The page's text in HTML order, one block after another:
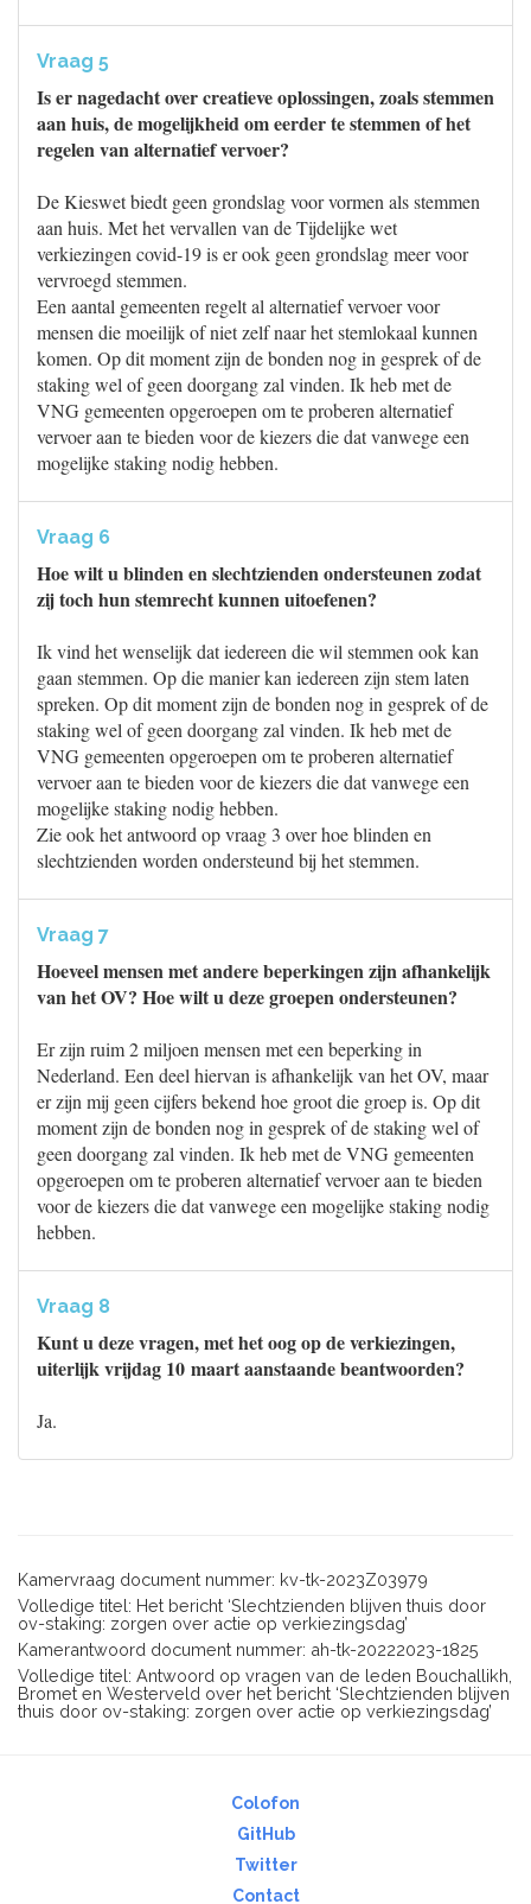
Vraag 5
Is er nagedacht over creatieve oplossingen, zoals stemmen
aan huis, de mogelijkheid om eerder te stemmen of het
regelen van alternatief vervoer?
De Kieswet biedt geen grondslag voor vormen als stemmen
aan huis. Met het vervallen van de Tijdelijke wet
verkiezingen covid-19 is er ook geen grondslag meer voor
vervroegd stemmen.
Een aantal gemeenten regelt al alternatief vervoer voor
mensen die moeilijk of niet zelf naar het stemlokaal kunnen
komen. Op dit moment zijn de bonden nog in gesprek of de
staking wel of geen doorgang zal vinden. Ik heb met de
VNG gemeenten opgeroepen om te proberen alternatief
vervoer aan te bieden voor de kiezers die dat vanwege een
mogelijke staking nodig hebben.
Vraag 6
Hoe wilt u blinden en slechtzienden ondersteunen zodat
zij toch hun stemrecht kunnen uitoefenen?
Ik vind het wenselijk dat iedereen die wil stemmen ook kan
gaan stemmen. Op die manier kan iedereen zijn stem laten
spreken. Op dit moment zijn de bonden nog in gesprek of de
staking wel of geen doorgang zal vinden. Ik heb met de
VNG gemeenten opgeroepen om te proberen alternatief
vervoer aan te bieden voor de kiezers die dat vanwege een
mogelijke staking nodig hebben.
Zie ook het antwoord op vraag 3 over hoe blinden en
slechtzienden worden ondersteund bij het stemmen.
Vraag 7
Hoeveel mensen met andere beperkingen zijn afhankelijk
van het OV? Hoe wilt u deze groepen ondersteunen?
Er zijn ruim 2 miljoen mensen met een beperking in
Nederland. Een deel hiervan is afhankelijk van het OV, maar
er zijn mij geen cijfers bekend hoe groot die groep is. Op dit
moment zijn de bonden nog in gesprek of de staking wel of
geen doorgang zal vinden. Ik heb met de VNG gemeenten
opgeroepen om te proberen alternatief vervoer aan te bieden
voor de kiezers die dat vanwege een mogelijke staking nodig
hebben.
Vraag 8
Kunt u deze vragen, met het oog op de verkiezingen,
uiterlijk vrijdag 10 maart aanstaande beantwoorden?
Ja.
Kamervraag document nummer: kv-tk-2023Z03979
Volledige titel: Het bericht ‘Slechtzienden blijven thuis door
ov-staking: zorgen over actie op verkiezingsdag’
Kamerantwoord document nummer: ah-tk-20222023-1825
Volledige titel: Antwoord op vragen van de leden Bouchallikh,
Bromet en Westerveld over het bericht ‘Slechtzienden blijven
thuis door ov-staking: zorgen over actie op verkiezingsdag’
Colofon
GitHub
Twitter
Contact